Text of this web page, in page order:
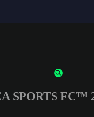
lub cyfry.
SPORTS FC™